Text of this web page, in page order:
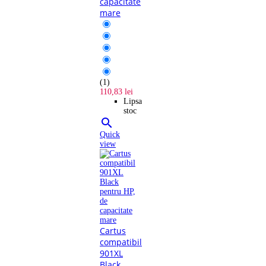
mare
(1)
110,83 lei
Lipsa
stoc

Quick
view
Cartus
compatibil
901XL